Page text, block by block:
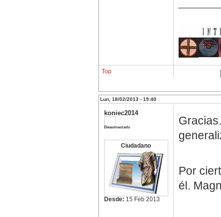
Top
Lun, 18/02/2013 - 19:40
koniec2014
Desconectado
Ciudadano
Desde: 15 Feb 2013
Por
él.